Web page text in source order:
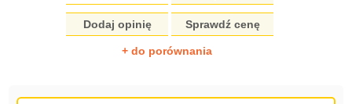
Dodaj opinię Sprawdź cenę
+ do porównania